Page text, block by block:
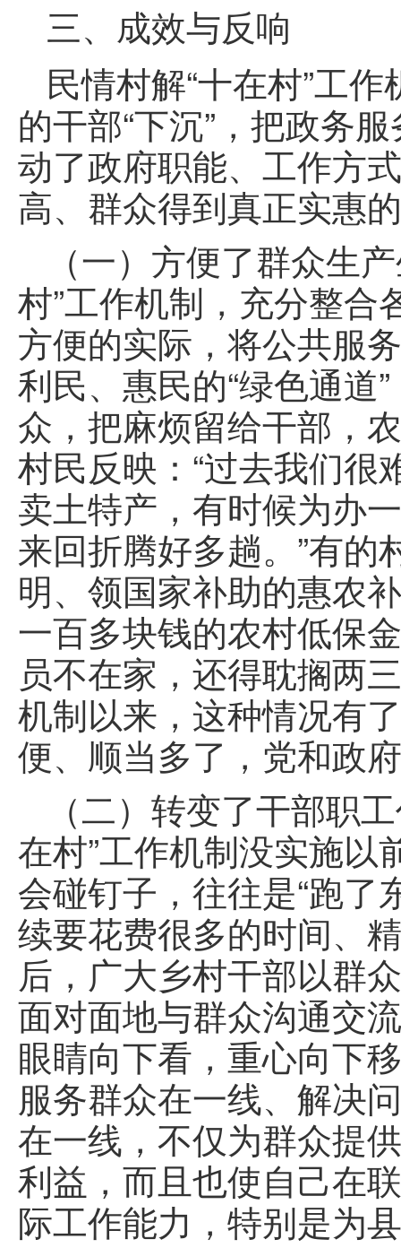
三、成效与反响
民情村解“十在村”工
的干部“下沉”，把政务
动了政府职能、工作方
高、群众得到真正实惠
（一）方便了群众生
村”工作机制，充分整
方便的实际，将公共服
利民、惠民的“绿色通道
众，把麻烦留给干部，
村民反映：“过去我们
卖土特产，有时候为办
来回折腾好多趟。”有
明、领国家补助的惠农
一百多块钱的农村低保
员不在家，还得耽搁两
机制以来，这种情况有
便、顺当多了，党和政
（二）转变了干部职
在村”工作机制没实施
会碰钉子，往往是“跑了
续要花费很多的时间、
后，广大乡村干部以群
面对面地与群众沟通交
眼睛向下看，重心向下
服务群众在一线、解决
在一线，不仅为群众提
利益，而且也使自己在
际工作能力，特别是为